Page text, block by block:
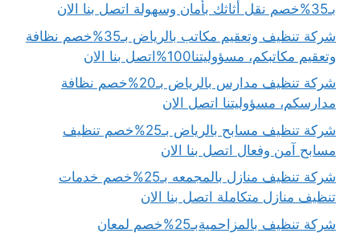
بـ35%خصم نقل أثاثك بأمان وسهولة اتصل بنا الان
شركة تنظيف وتعقيم مكاتب بالرياض بـ35%خصم نظافة
وتعقيم مكاتبكم، مسؤوليتنا100%اتصل بنا الان
شركة تنظيف مدارس بالرياض بـ20%خصم نظافة
مدارسكم، مسؤوليتنا اتصل الان
شركة تنظيف مسابح بالرياض بـ25%خصم تنظيف
مسابح آمن وفعال اتصل بنا الان
شركة تنظيف منازل بالمجمعه بـ25%خصم خدمات
تنظيف منازل متكاملة اتصل بنا الان
شركة تنظيف بالمزاحميةبـ25%خصم لمعان